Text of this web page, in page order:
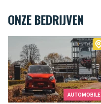
ONZE BEDRIJVEN
AUTOMOBILE
Smart Center Mannès